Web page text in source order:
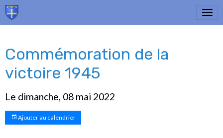
Commémoration de la
victoire 1945
Le dimanche, 08 mai 2022
Ajouter au calendrier